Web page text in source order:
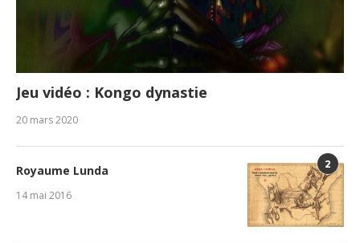
Jeu vidéo : Kongo dynastie
20 mars 2020
2
Royaume Lunda
14 mai 2016